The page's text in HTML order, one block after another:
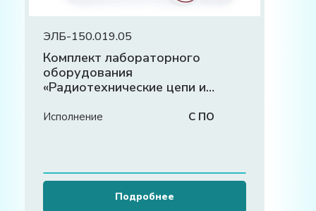
ЭЛБ-150.019.05
Комплект лабораторного
оборудования
«Радиотехнические цепи и
Исполнение С ПО
Подробнее